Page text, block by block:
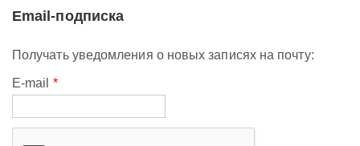
Email-подписка
Получать уведомления о новых записях на почту:
E-mail *